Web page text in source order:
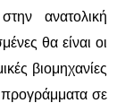
ανατολική
θα είναι οι
βιομηχανίες
σε